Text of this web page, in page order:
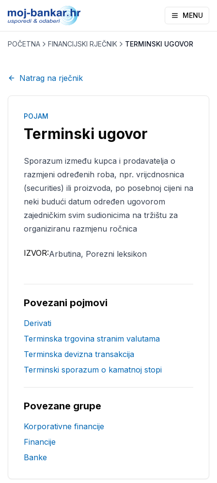
MENU
POČETNA FINANCIJSKI RJEČNIK TERMINSKI UGOVOR
Natrag na rječnik
POJAM
Terminski ugovor
Sporazum između kupca i prodavatelja o
razmjeni određenih roba, npr. vrijcdnosnica
(securities) ili proizvoda, po posebnoj cijeni na
neki budući datum određen ugovorom
zajedničkim svim sudionicima na tržištu za
organiziranu razmjenu ročnica
IZVOR:Arbutina, Porezni leksikon
Povezani pojmovi
Derivati
Terminska trgovina stranim valutama
Terminska devizna transakcija
Terminski sporazum o kamatnoj stopi
Povezane grupe
Korporativne financije
Financije
Banke